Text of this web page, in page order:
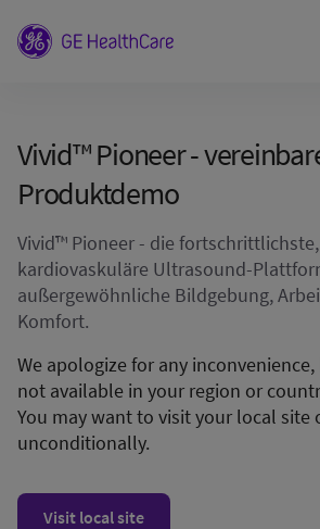
Vivid™ Pioneer -
Produktdemo
Vivid™ Pioneer - die
kardiovaskuläre Ultrasound-
außergewöhnliche Bildgebung,
Komfort.
We apologize for any
not available in your region or
You may want to visit your local site
unconditionally.
Visit local site